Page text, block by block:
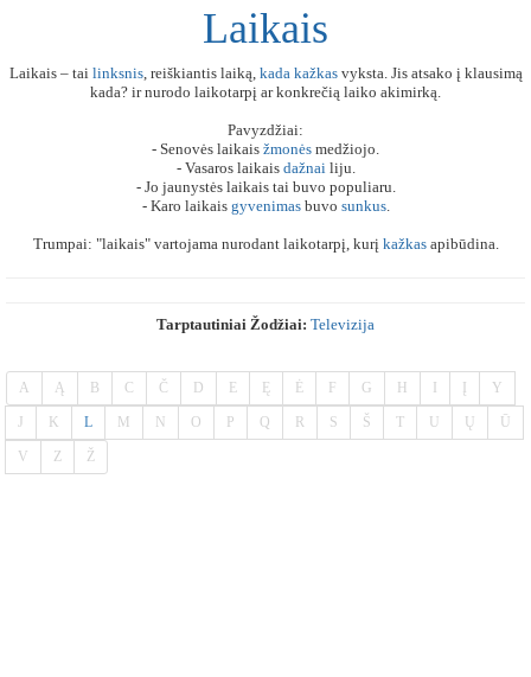
Laikais
Laikais – tai linksnis, reiškiantis laiką, kada kažkasvyksta. Jis atsako į klausimą
kada? ir nurodo laikotarpį ar konkrečią laiko akimirką.
Pavyzdžiai:
- Senovės laikais žmonės medžiojo.
- Vasaros laikais dažnailiju.
- Jo jaunystės laikais tai buvo populiaru.
- Karo laikais gyvenimasbuvo sunkus.
Trumpai: "laikais" vartojama nurodant laikotarpį, kurį kažkasapibūdina.
Tarptautiniai Žodžiai: Televizija
A Ą B C Č D E Ę Ė F G H Y
J K L M N O P Q R S Š T U Ų Ū
V Z Ž